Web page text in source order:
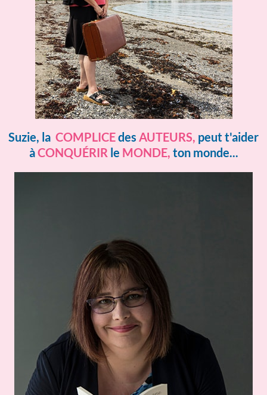
Suzie, la COMPLICEdes AUTEURS, peut t'aider
àCONQUÉRIR le MONDE, ton monde...